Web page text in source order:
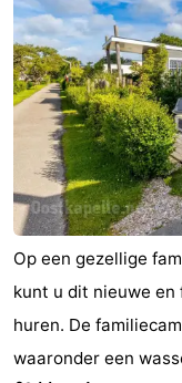
Op een gezellige
kunt u dit nieuwe
huren. De
waaronder een